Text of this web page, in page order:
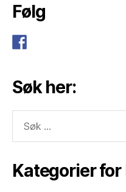
Følg
Søk her:
etter:
Kategorier